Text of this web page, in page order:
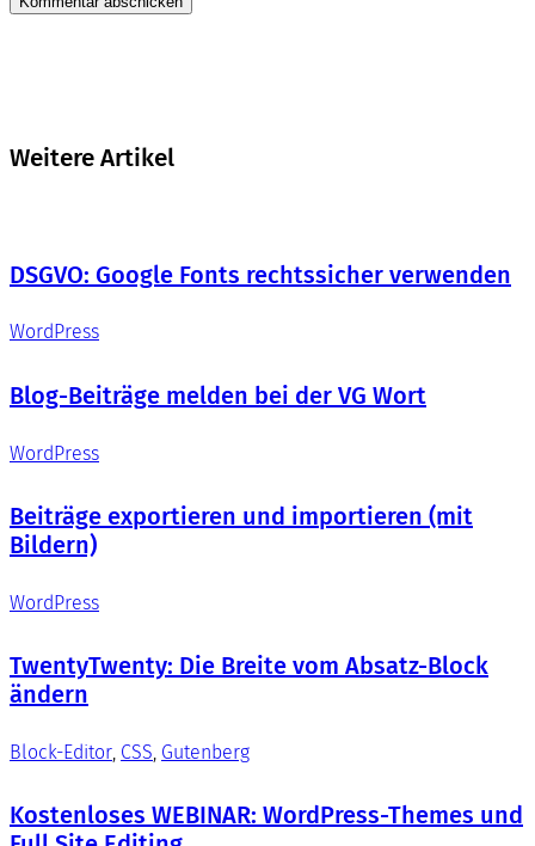
Weitere Artikel
DSGVO: Google Fonts rechtssicher verwenden
WordPress
Blog-Beiträge melden bei der VG Wort
WordPress
Beiträge exportieren und importieren (mit
Bildern)
WordPress
TwentyTwenty: Die Breite vom Absatz-Block
ändern
Block-Editor CSS Gutenberg
Kostenloses WEBINAR: WordPress-Themes und